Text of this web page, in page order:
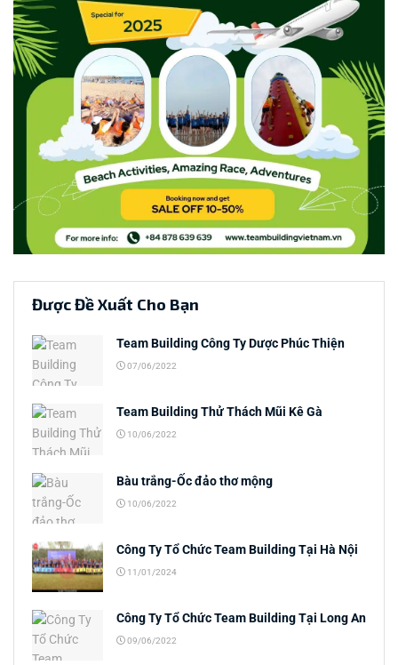
Được Đề Xuất Cho Bạn
Team Building Công Ty Dược Phúc Thiện
07/06/2022
Team Building Thử Thách Mũi Kê Gà
10/06/2022
Bàu trắng-Ốc đảo thơ mộng
10/06/2022
Công Ty Tổ Chức Team Building Tại Hà Nội
11/01/2024
Công Ty Tổ Chức Team Building Tại Long An
09/06/2022